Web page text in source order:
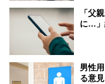
「父
に…」
男性
る意